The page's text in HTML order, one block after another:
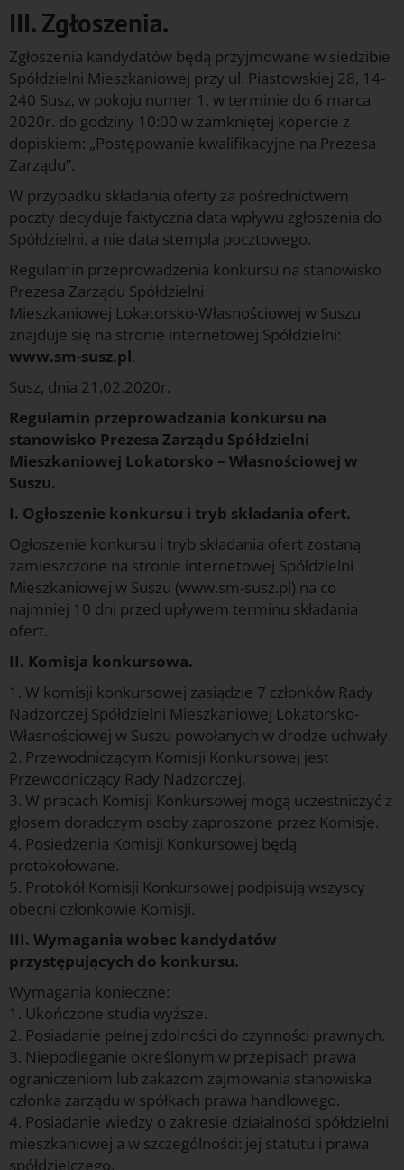
III. Zgłoszenia.
Zgłoszenia kandydatów będą przyjmowane w siedzibie
Spółdzielni Mieszkaniowej przy ul. Piastowskiej 28, 14-
240 Susz, w pokoju numer 1, w terminie do 6 marca
2020r. do godziny 10:00 w zamkniętej kopercie z
dopiskiem: „Postępowanie kwalifikacyjne na Prezesa
Zarządu”.
W przypadku składania oferty za pośrednictwem
poczty decyduje faktyczna data wpływu zgłoszenia do
Spółdzielni, a nie data stempla pocztowego.
Regulamin przeprowadzenia konkursu na stanowisko
Prezesa Zarządu Spółdzielni
Mieszkaniowej Lokatorsko-Własnościowej w Suszu
znajduje się na stronie internetowej Spółdzielni:
www.sm-susz.pl.
Susz, dnia 21.02.2020r.
Regulamin przeprowadzania konkursu na
stanowisko Prezesa Zarządu Spółdzielni
Mieszkaniowej Lokatorsko – Własnościowej w
Suszu.
I. Ogłoszenie konkursu i tryb składania ofert.
Ogłoszenie konkursu i tryb składania ofert zostaną
zamieszczone na stronie internetowej Spółdzielni
Mieszkaniowej w Suszu (www.sm-susz.pl) na co
najmniej 10 dni przed upływem terminu składania
ofert.
II. Komisja konkursowa.
1. W komisji konkursowej zasiądzie 7 członków Rady
Nadzorczej Spółdzielni Mieszkaniowej Lokatorsko-
Własnościowej w Suszu powołanych w drodze uchwały.
2. Przewodniczącym Komisji Konkursowej jest
Przewodniczący Rady Nadzorczej.
3. W pracach Komisji Konkursowej mogą uczestniczyć z
głosem doradczym osoby zaproszone przez Komisję.
4. Posiedzenia Komisji Konkursowej będą
protokołowane.
5. Protokół Komisji Konkursowej podpisują wszyscy
obecni członkowie Komisji.
III. Wymagania wobec kandydatów
przystępujących do konkursu.
Wymagania konieczne:
1. Ukończone studia wyższe.
2. Posiadanie pełnej zdolności do czynności prawnych.
3. Niepodleganie określonym w przepisach prawa
ograniczeniom lub zakazom zajmowania stanowiska
członka zarządu w spółkach prawa handlowego.
4. Posiadanie wiedzy o zakresie działalności spółdzielni
mieszkaniowej a w szczególności: jej statutu i prawa
spółdzielczego.